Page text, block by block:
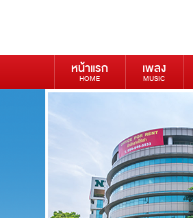
หน้าแรก
HOME
เพลง
MUSIC